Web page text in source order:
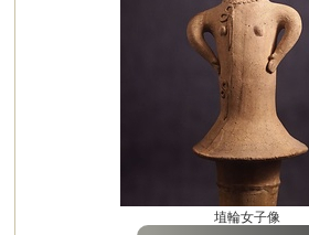
埴輪女子像